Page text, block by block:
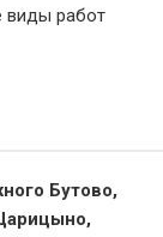
виды работ
Бутово,